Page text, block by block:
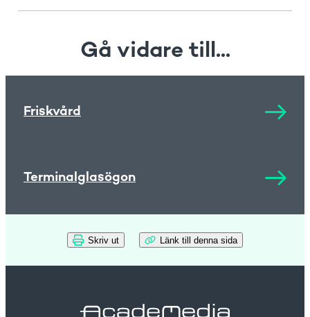
Gå vidare till...
Friskvård
Terminalglasögon
Skriv ut Länk till denna sida